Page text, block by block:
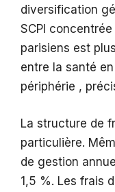
diversification
SCPI
parisiens est
entre la santé
périphérie ,
La structure de
particulière.
de gestion
1,5 %. Les frais